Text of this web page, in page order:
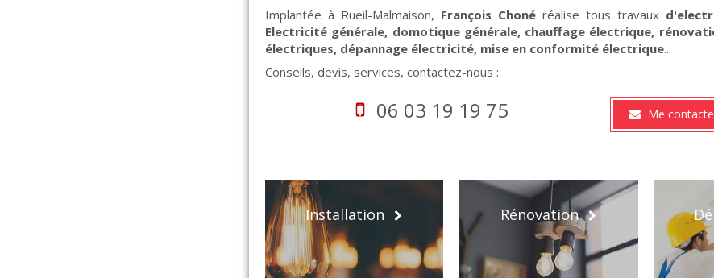
Implantée à Rueil-Malmaison, François Choné réalise tous travaux
Electricité générale, domotique générale, chauffage électrique,
électriques, dépannage électricité, mise en conformité électrique...
Conseils, devis, services, contactez-nous :
06 03 19 19 75 Me
Installation Rénovation